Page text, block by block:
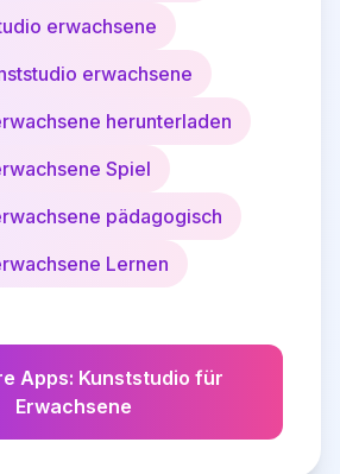
erwachsene
erwachsene
herunterladen
Spiel
pädagogisch
Lernen
Apps: Kunststudio für
Erwachsene